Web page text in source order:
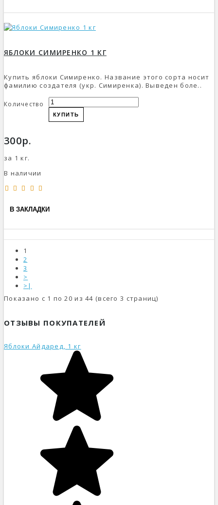
ЯБЛОКИ СИМИРЕНКО 1 КГ
Купить яблоки Симиренко. Название этого сорта носит
фамилию создателя (укр. Симиренка). Выведен боле..
Количество
КУПИТЬ
300р.
за 1 кг.
В наличии
В ЗАКЛАДКИ
1
2
3
>
>|
Показано с 1 по 20 из 44 (всего 3 страниц)
ОТЗЫВЫ ПОКУПАТЕЛЕЙ
Яблоки Айдаред, 1 кг